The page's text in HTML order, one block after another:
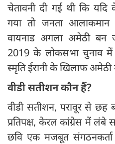
चेतावनी दी गई थी कि यदि
गया तो जनता
वायनाड अगला अमेठी बन
2019 के लोकसभा चुनाव में
स्मृति ईरानी के खिलाफ अमेठी
वीडी सतीशन कौन हैं?
वीडी सतीशन, परावूर से छह
प्रतिपक्ष, केरल कांग्रेस में
छवि एक मजबूत